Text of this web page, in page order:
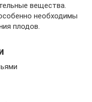
вещества.
необходимы
плодов.